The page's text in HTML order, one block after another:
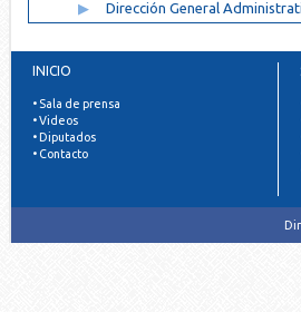
▶
Dirección General
INICIO
• Sala de prensa
• Videos
• Diputados
• Contacto